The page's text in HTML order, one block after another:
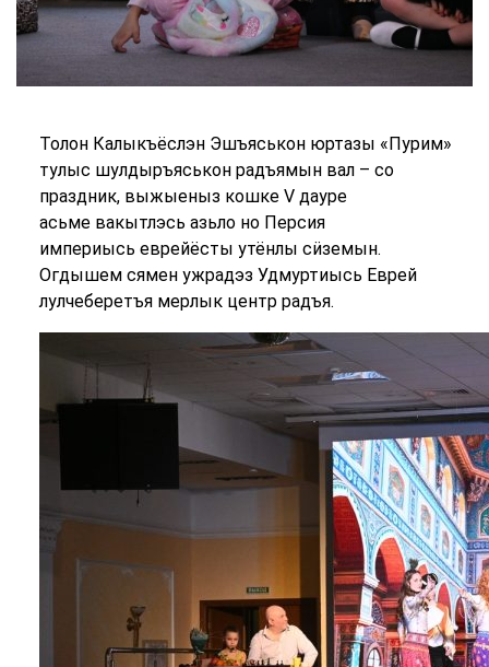
Толон Калыкъёслэн Эшъяськон юртазы «Пурим»
тулыс шулдыръяськон радъямын вал – со
праздник, выжыеныз кошке V дауре
асьме вакытлэсь азьло но Персия
империысь еврейёсты утёнлы сӥземын.
Огдышем сямен ужрадэз Удмуртиысь Еврей
лулчеберетъя мерлык центр радъя.